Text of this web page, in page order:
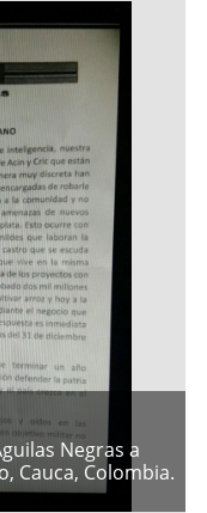
Negras a
Cauca, Colombia.